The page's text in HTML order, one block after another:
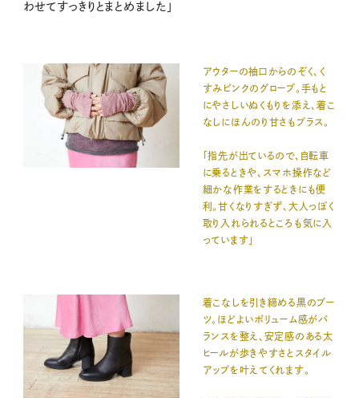
わせてすっきりとまとめました」
アウターの袖口からのぞく、く
すみピンクのグローブ。手もと
にやさしいぬくもりを添え、着こ
なしにほんのり甘さもプラス。
「指先が出ているので、自転車
に乗るときや、スマホ操作など
細かな作業をするときにも便
利。甘くなりすぎず、大人っぽく
取り入れられるところも気に入
っています」
着こなしを引き締める黒のブー
ツ。ほどよいボリューム感がバ
ランスを整え、安定感のある太
ヒールが歩きやすさとスタイル
アップを叶えてくれます。